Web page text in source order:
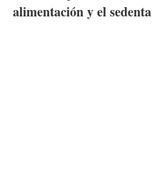
alimentación y el